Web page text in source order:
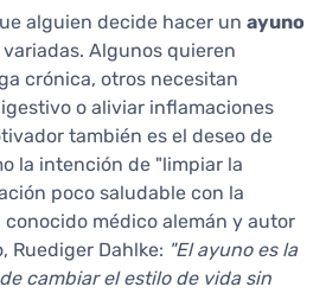
alguien decide hacer un ayuno
variadas. Algunos quieren
crónica, otros necesitan
o aliviar inflamaciones
también es el deseo de
la intención de "limpiar la
poco saludable con la
conocido médico alemán y autor
Ruediger Dahlke: "El ayuno es la
cambiar el estilo de vida sin